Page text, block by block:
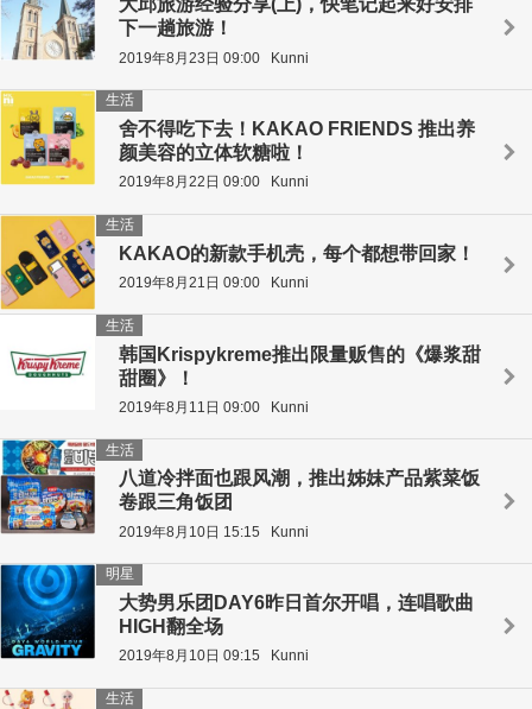
大邱旅游经验分享(上)，快笔记起来好安排
下一趟旅游！
2019年8月23日 09:00 Kunni
舍不得吃下去！KAKAO FRIENDS 推出养
颜美容的立体软糖啦！
生活
2019年8月22日 09:00 Kunni
KAKAO的新款手机壳，每个都想带回家！
生活
2019年8月21日 09:00 Kunni
韩国Krispykreme推出限量贩售的《爆浆甜
甜圈》！
生活
2019年8月11日 09:00 Kunni
八道冷拌面也跟风潮，推出姊妹产品紫菜饭
卷跟三角饭团
生活
2019年8月10日 15:15 Kunni
大势男乐团DAY6昨日首尔开唱，连唱歌曲
HIGH翻全场
明星
2019年8月10日 09:15 Kunni
生活